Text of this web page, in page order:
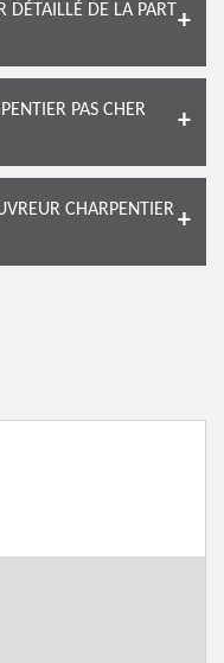
DE LA PART
PAS CHER
CHARPENTIER